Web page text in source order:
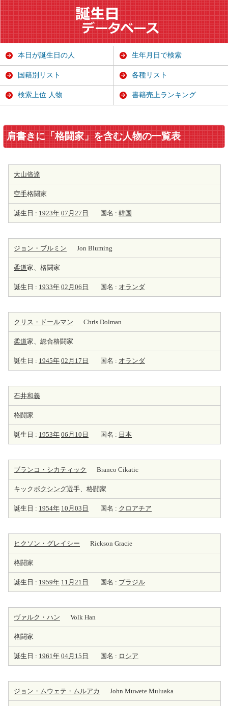
肩書きに「格闘家」を含む人物の一覧表
大山倍達
空手格闘家
誕生日 : 1923年 07月27日 国名 : 韓国
ジョン・ブルミン Jon Bluming
柔道家、格闘家
誕生日 : 1933年 02月06日 国名 : オランダ
クリス・ドールマン Chris Dolman
柔道家、総合格闘家
誕生日 : 1945年 02月17日 国名 : オランダ
石井和義
格闘家
誕生日 : 1953年 06月10日 国名 : 日本
ブランコ・シカティック Branco Cikatic
キックボクシング選手、格闘家
誕生日 : 1954年 10月03日 国名 : クロアチア
ヒクソン・グレイシー Rickson Gracie
格闘家
誕生日 : 1959年 11月21日 国名 : ブラジル
ヴァルク・ハン Volk Han
格闘家
誕生日 : 1961年 04月15日 国名 : ロシア
ジョン・ムウェテ・ムルアカ John Muwete Muluaka
本日が誕生日の人 生年月日で検索
国籍別リスト 各種リスト
検索上位 人物 書籍売上ランキング